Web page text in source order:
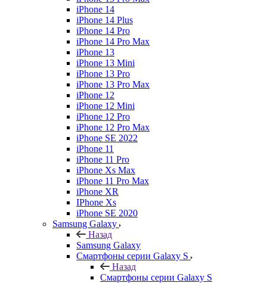
iPhone 14
iPhone 14 Plus
iPhone 14 Pro
iPhone 14 Pro Max
iPhone 13
iPhone 13 Mini
iPhone 13 Pro
iPhone 13 Pro Max
iPhone 12
iPhone 12 Mini
iPhone 12 Pro
iPhone 12 Pro Max
iPhone SE 2022
iPhone 11
iPhone 11 Pro
iPhone Xs Max
iPhone 11 Pro Max
iPhone XR
IPhone Xs
iPhone SE 2020
Samsung Galaxy
Назад
Samsung Galaxy
Смартфоны серии Galaxy S
Назад
Смартфоны серии Galaxy S